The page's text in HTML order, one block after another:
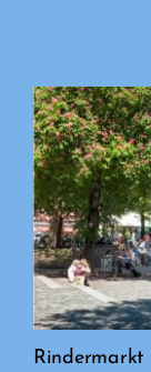
Rindermarkt